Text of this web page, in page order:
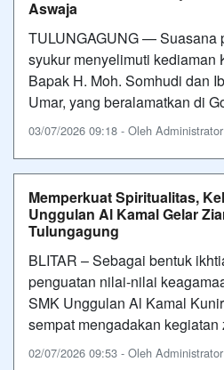
Aswaja
TULUNGAGUNG — Suasana
syukur menyelimuti kediaman
Bapak H. Moh. Somhudi dan
Umar, yang beralamatkan di
03/07/2026 09:18 - Oleh
Memperkuat Spiritualitas,
Unggulan Al Kamal Gelar
Tulungagung
BLITAR – Sebagai bentuk
penguatan nilai-nilai
SMK Unggulan Al Kamal
sempat mengadakan kegiatan
02/07/2026 09:53 - Oleh